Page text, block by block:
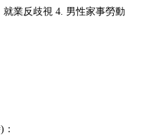
業反歧視 4. 男性家事勞動